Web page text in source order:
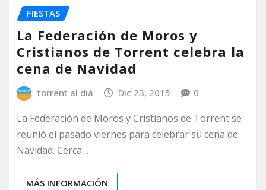
FIESTAS
La Federación de Moros y
Cristianos de Torrent celebra la
cena de Navidad
torrent al dia Dic 23, 2015 0
La Federación de Moros y Cristianos de Torrent se
reunió el pasado viernes para celebrar su cena de
Navidad. Cerca…
MÁS INFORMACIÓN